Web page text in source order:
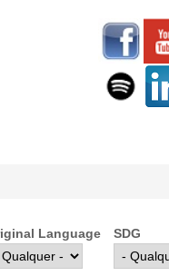
Language SDG